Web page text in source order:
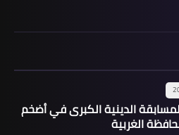
الدينية الكبرى في أضخم
الغربية